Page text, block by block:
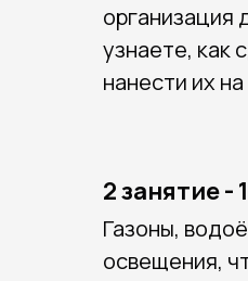
организация
узнаете, как
нанести их
2 занятие -
Газоны,
освещения,